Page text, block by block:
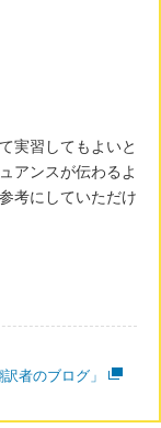
実習してもよいと
アンスが伝わるよ
考にしていただけ
者のブログ」